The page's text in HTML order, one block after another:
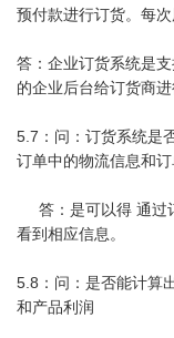
预付款进行订货。每
答：企业订货系统是
的企业后台给订货商进
5.7：问：订货系统是
订单中的物流信息和
答：是可以得 通过
看到相应信息。
5.8：问：是否能计算
和产品利润